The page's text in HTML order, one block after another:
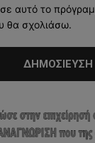
αυτό το
θα σχολιάσω.